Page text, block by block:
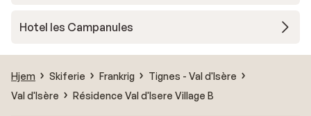
Hotel les Campanules
Hjem Skiferie Frankrig
Tignes - Val d'Isère
Val d'Isère
Résidence Val d'Isere Village B